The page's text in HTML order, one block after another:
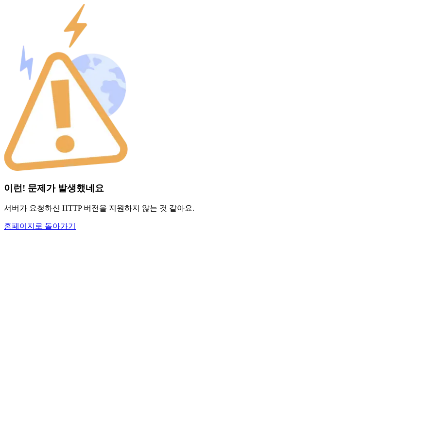
이런! 문제가 발생했네요
서버가 요청하신 HTTP 버전을 지원하지 않는 것 같아요.
홈페이지로 돌아가기